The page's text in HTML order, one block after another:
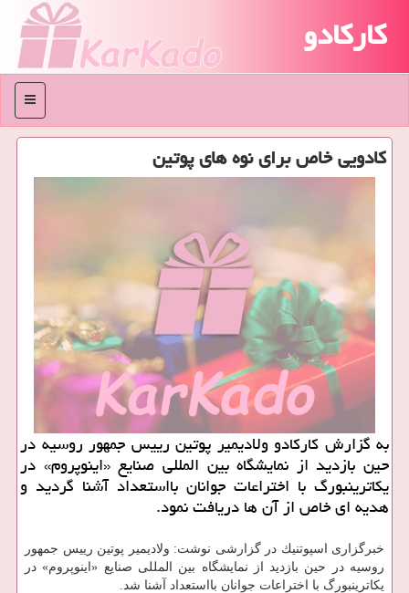
کارکادو
منو
كادویی خاص برای نوه های پوتین
به گزارش كاركادو ولادیمیر پوتین رییس جمهور روسیه در
حین بازدید از نمایشگاه بین المللی صنایع «اینوپروم» در
یكاترینبورگ با اختراعات جوانان بااستعداد آشنا گردید و
هدیه ای خاص از آن ها دریافت نمود.
خبرگزاری اسپوتنیك در گزارشی نوشت: ولادیمیر پوتین رییس جمهور
روسیه در حین بازدید از نمایشگاه بین المللی صنایع «اینوپروم» در
یكاترینبورگ با اختراعات جوانان بااستعداد آشنا شد.